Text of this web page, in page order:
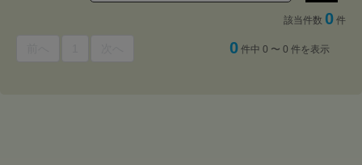
該当件数 0 件
0 件中 0 〜 0 件を表示